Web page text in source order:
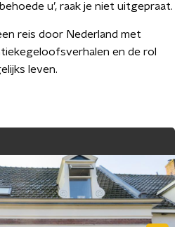
u’, raak je niet uitgepraat.
reis door Nederland met
en de rol
leven.